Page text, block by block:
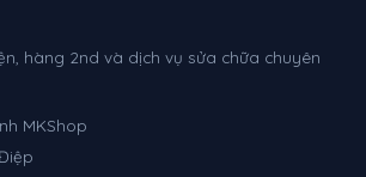
hàng 2nd và dịch vụ sửa chữa chuyên
MKShop